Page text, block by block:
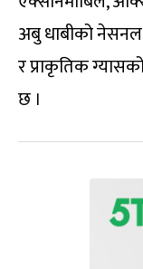
अबु धाबीको
र प्राकृतिक
छ ।